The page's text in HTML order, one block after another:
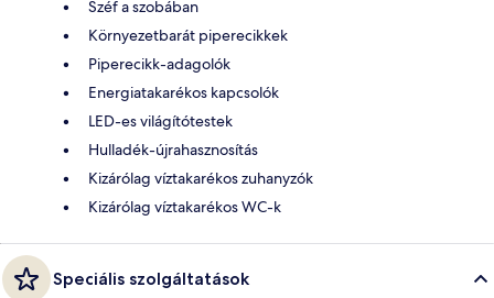
Széf a szobában
Környezetbarát piperecikkek
Piperecikk-adagolók
Energiatakarékos kapcsolók
LED-es világítótestek
Hulladék-újrahasznosítás
Kizárólag víztakarékos zuhanyzók
Kizárólag víztakarékos WC-k
Speciális szolgáltatások